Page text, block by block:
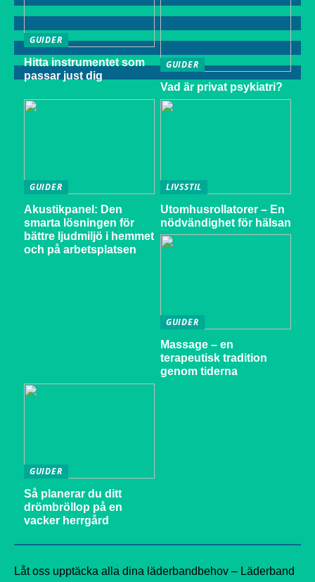
GUIDER
Hitta instrumentet som
passar just dig
GUIDER
Vad är privat psykiatri?
GUIDER
Akustikpanel: Den
smarta lösningen för
bättre ljudmiljö i hemmet
och på arbetsplatsen
LIVSSTIL
Utomhusrollatorer – En
nödvändighet för hälsan
GUIDER
Massage – en
terapeutisk tradition
genom tiderna
GUIDER
Så planerar du ditt
drömbröllop på en
vacker herrgård
Låt oss upptäcka alla dina läderbandbehov – Läderband